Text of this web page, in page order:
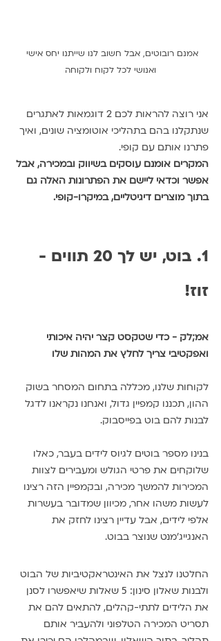
אמנם רובוטים, אבל חשוב לנו שייתנו יחס אישי
ואנושי לכל לקוח ולקוחה
אני רוצה להראות לכם 2 דוגמאות לאתגרים
שנתקלנו בהם בתהליכי אוטומציה שונים, ואיך
פתרנו אותם עם קופי.
המקרים אומנם עוסקים בשיווק ובמכירה, אבל
אפשר וכדאי ליישם את הפתרונות האלה גם
בתוך מוצרים דיגיטליים, במיקרו-קופי.
1. בוט, יש לך 20 תווים -
זוז!
אמ;לק - כדי שטקסט קצר יהיה איכותי
ואפקטיבי צריך לחלץ את המהות שלו
לקוחות שלנו, מכללה בתחום המסחר בשוק
ההון, תכננו קמפיין גדול, ואנחנו נקראנו לדגל
לבנות להם בוט בפייסבוק.
בנינו מספר בוטים לגיוס לידים בעבר, כאלו
שלוקחים את פרטי הגולש ומעבירים לצוות
המכירות להמשך מכירה, ובקמפיין הזה רצינו
לעשות משהו אחר, מכיוון שמדובר בעשרות
אלפי לידים, אבל עדיין רצינו לחזק את
האנגייג'מנט שנוצר בבוט.
החלטנו לנצל את האינטראקטיביות של הבוט
ולבנות שאלון סינון: 5 שאלות שיאפשרו לסנן
את הלידים לתתי-קהלים, להתאים להם את
תסריט המכירה הטלפוני ולהעביר אותם